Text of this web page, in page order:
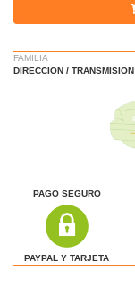
FAMILIA
DIRECCION / TRANSMISION
PAGO SEGURO
PAYPAL Y TARJETA